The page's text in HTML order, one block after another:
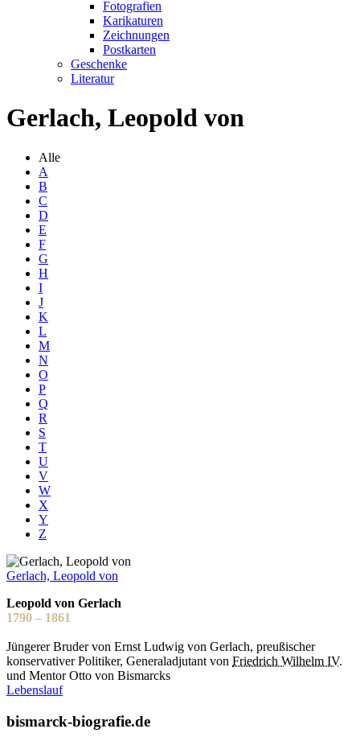
Fotografien
Karikaturen
Zeichnungen
Postkarten
Geschenke
Literatur
Gerlach, Leopold von
Alle
A
B
C
D
E
F
G
H
I
J
K
L
M
N
O
P
Q
R
S
T
U
V
W
X
Y
Z
Gerlach, Leopold von
Leopold von Gerlach
1790 – 1861
Jüngerer Bruder von Ernst Ludwig von Gerlach, preußischer
konservativer Politiker, Generaladjutant von Friedrich Wilhelm IV.
und Mentor Otto von Bismarcks
Lebenslauf
bismarck-biografie.de